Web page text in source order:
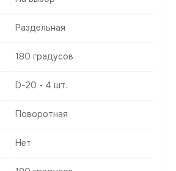
Раздельная
180 градусов
D-20 - 4 шт.
Поворотная
Нет